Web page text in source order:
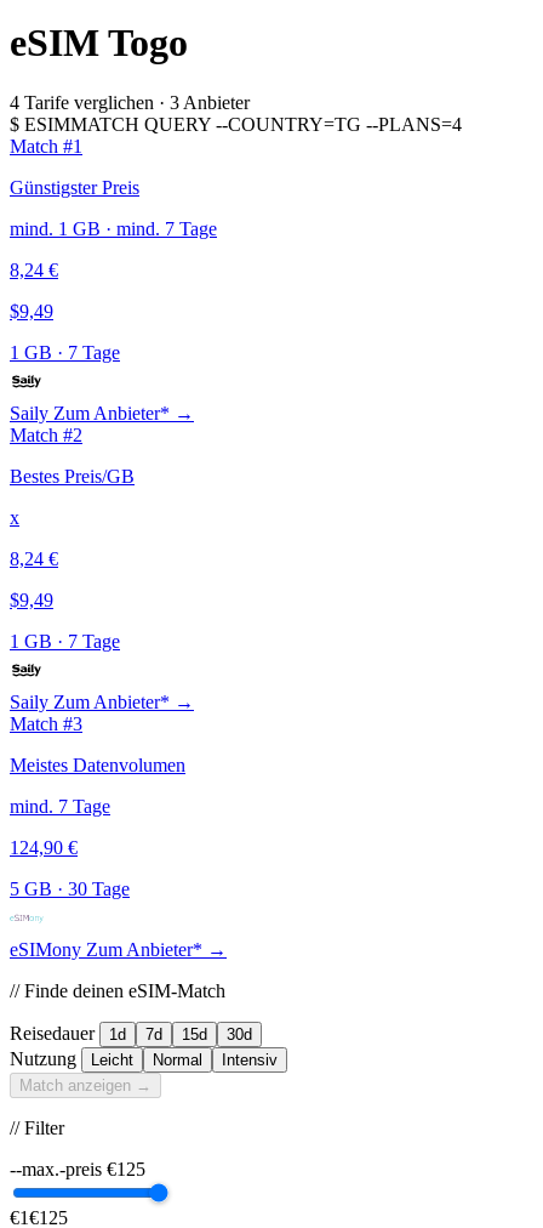
eSIMTogo
4 Tarife verglichen · 3 Anbieter
$ ESIMMATCH QUERY --COUNTRY=TG --PLANS=4
Match #1
Günstigster Preis
mind. 1 GB · mind. 7 Tage
8,24 €
$9,49
1 GB · 7 Tage
Saily Zum Anbieter* →
Match #2
Bestes Preis/GB
x
8,24 €
$9,49
1 GB · 7 Tage
Saily Zum Anbieter* →
Match #3
Meistes Datenvolumen
mind. 7 Tage
124,90 €
5 GB · 30 Tage
eSIMony Zum Anbieter* →
// Finde deinen eSIM-Match
Reisedauer 1d 7d 15d 30d
Nutzung Leicht Normal
Intensiv
Match anzeigen →
// Filter
--max.-preis €125
€1€125